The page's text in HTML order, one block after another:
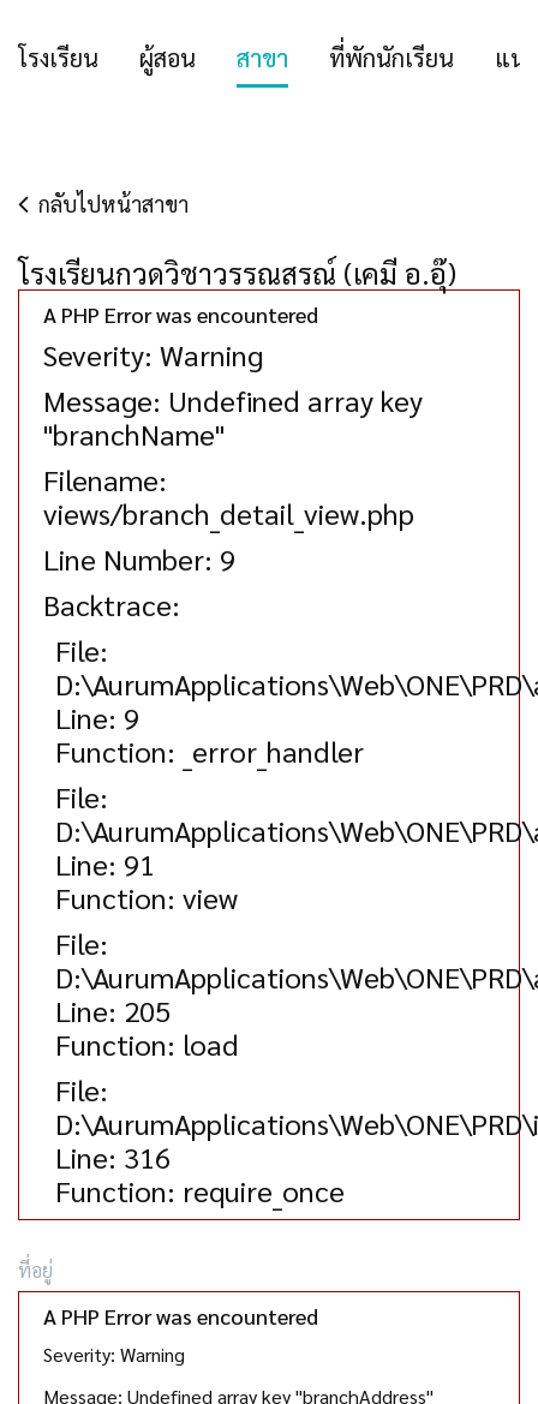
โรงเรียน ผู้สอน สาขา ที่พักนักเรียน แน
กลับไปหน้าสาขา
โรงเรียนกวดวิชาวรรณสรณ์ (เคมี อ.อุ๊)
A PHP Error was encountered
Severity: Warning
Message: Undefined array key
"branchName"
Filename:
views/branch_detail_view.php
Line Number: 9
Backtrace:
File:
Line: 9
Function: _error_handler
File:
Line: 91
Function: view
File:
Line: 205
Function: load
File:
Line: 316
Function: require_once
ที่อยู่
A PHP Error was encountered
Severity: Warning
Message: Undefined array key "branchAddress"